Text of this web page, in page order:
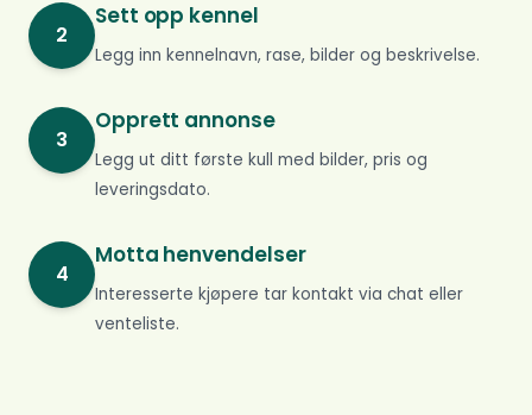
2
Sett opp kennel
Legg inn kennelnavn, rase, bilder og beskrivelse.
3
Opprett annonse
Legg ut ditt første kull med bilder, pris og
leveringsdato.
4
Motta henvendelser
Interesserte kjøpere tar kontakt via chat eller
venteliste.